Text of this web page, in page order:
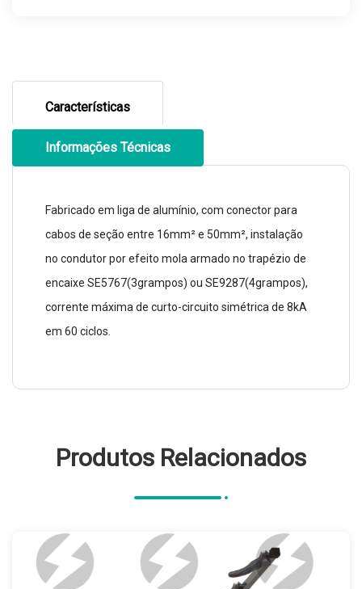
Características
Informações Técnicas
Fabricado em liga de alumínio, com conector para
cabos de seção entre 16mm² e 50mm², instalação
no condutor por efeito mola armado no trapézio de
encaixe SE5767(3grampos) ou SE9287(4grampos),
corrente máxima de curto-circuito simétrica de 8kA
em 60 ciclos.
Produtos Relacionados